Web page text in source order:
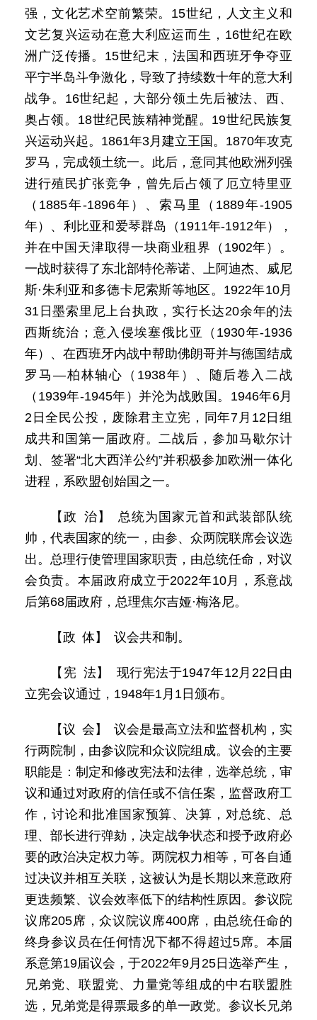
强，文化艺术空前繁荣。15世纪，人文主义和
文艺复兴运动在意大利应运而生，16世纪在欧
洲广泛传播。15世纪末，法国和西班牙争夺亚
平宁半岛斗争激化，导致了持续数十年的意大利
战争。16世纪起，大部分领土先后被法、西、
奥占领。18世纪民族精神觉醒。19世纪民族复
兴运动兴起。1861年3月建立王国。1870年攻克
罗马，完成领土统一。此后，意同其他欧洲列强
进行殖民扩张竞争，曾先后占领了厄立特里亚
（1885年-1896年）、索马里（1889年-1905
年）、利比亚和爱琴群岛（1911年-1912年），
并在中国天津取得一块商业租界（1902年）。
一战时获得了东北部特伦蒂诺、上阿迪杰、威尼
斯·朱利亚和多德卡尼索斯等地区。1922年10月
31日墨索里尼上台执政，实行长达20余年的法
西斯统治；意入侵埃塞俄比亚（1930年-1936
年）、在西班牙内战中帮助佛朗哥并与德国结成
罗马—柏林轴心（1938年）、随后卷入二战
（1939年-1945年）并沦为战败国。1946年6月
2日全民公投，废除君主立宪，同年7月12日组
成共和国第一届政府。二战后，参加马歇尔计
划、签署“北大西洋公约”并积极参加欧洲一体化
进程，系欧盟创始国之一。
【政 治】 总统为国家元首和武装部队统
帅，代表国家的统一，由参、众两院联席会议选
出。总理行使管理国家职责，由总统任命，对议
会负责。本届政府成立于2022年10月，系意战
后第68届政府，总理焦尔吉娅·梅洛尼。
【政 体】 议会共和制。
【宪 法】 现行宪法于1947年12月22日由
立宪会议通过，1948年1月1日颁布。
【议 会】 议会是最高立法和监督机构，实
行两院制，由参议院和众议院组成。议会的主要
职能是：制定和修改宪法和法律，选举总统，审
议和通过对政府的信任或不信任案，监督政府工
作，讨论和批准国家预算、决算，对总统、总
理、部长进行弹劾，决定战争状态和授予政府必
要的政治决定权力等。两院权力相等，可各自通
过决议并相互关联，这被认为是长期以来意政府
更迭频繁、议会效率低下的结构性原因。参议院
议席205席，众议院议席400席，由总统任命的
终身参议员在任何情况下都不得超过5席。本届
系意第19届议会，于2022年9月25日选举产生，
兄弟党、联盟党、力量党等组成的中右联盟胜
选，兄弟党是得票最多的单一政党。参议长兄弟